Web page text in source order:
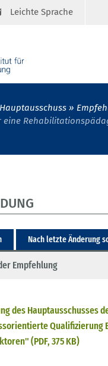
Leichte Sprache
Hauptausschuss
Nach letzte Änderung
Empfehlung
des Hauptausschusses
Qualifizierung
(PDF, 375 KB)